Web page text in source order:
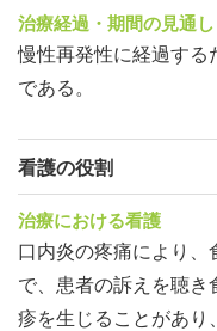
治療経過・期間の見通
慢性再発性に経過する
である。
看護の役割
治療における看護
口内炎の疼痛により
で、患者の訴えを聴き
疹を生じることがあり